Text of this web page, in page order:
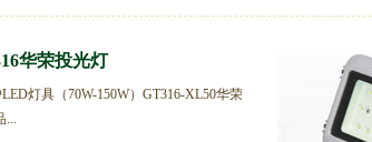
华荣投光灯
灯具（70W-150W）GT316-XL50华荣
...